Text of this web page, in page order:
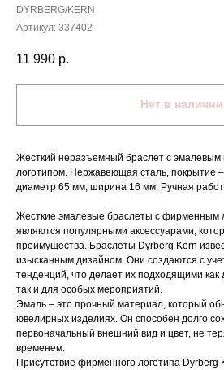
DYRBERG/KERN
Артикул: 337402
11 990 р.
Нет в наличии
Жесткий неразъемный браслет с
логотипом. Нержавеющая сталь, покрытие
диаметр 65 мм, ширина 16 мм. Ручная
Жесткие эмалевые браслеты с фирменным
являются популярными аксессуарами,
преимущества. Браслеты Dyrberg Kern
изысканным дизайном. Они создаются с
тенденций, что делает их подходящими как
так и для особых мероприятий.
Эмаль – это прочный материал, который
ювелирных изделиях. Он способен долго
первоначальный внешний вид и цвет, не
временем.
Присутствие фирменного логотипа Dyrberg